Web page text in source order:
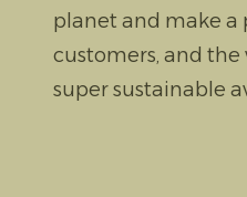
planet and make a
customers, and
super sustainable